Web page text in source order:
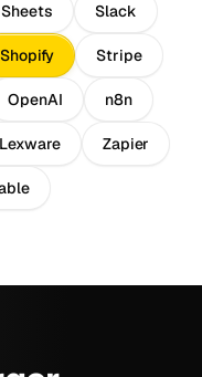
Slack
Shopify Stripe
OpenAI n8n
Lexware Zapier